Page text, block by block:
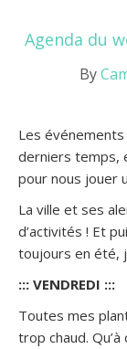
Agenda du
By
Les
derniers temps,
pour nous jouer
La ville et ses
d’activités ! Et
toujours en été,
::: VENDREDI :::
Toutes mes
trop chaud.